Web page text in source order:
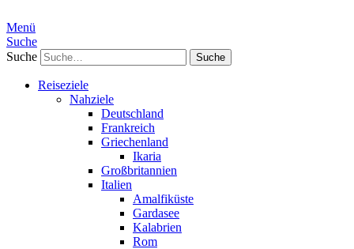
Menü
Suche
Suche
Reiseziele
Nahziele
Deutschland
Frankreich
Griechenland
Ikaria
Großbritannien
Italien
Amalfiküste
Gardasee
Kalabrien
Rom